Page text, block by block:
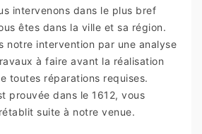
intervenons dans le plus bref
êtes dans la ville et sa région.
notre intervention par une analyse
à faire avant la réalisation
toutes réparations requises.
prouvée dans le 1612, vous
suite à notre venue.